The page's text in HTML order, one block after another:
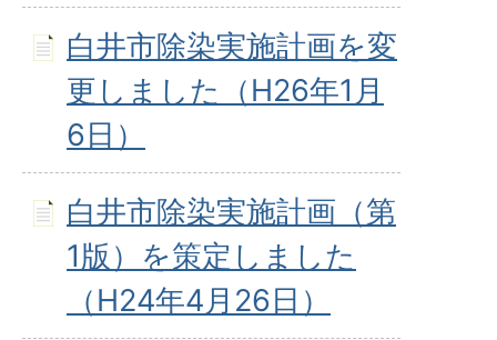
白井市除染実施計画を変
更しました（H26年1月
6日）
白井市除染実施計画（第
1版）を策定しました
（H24年4月26日）